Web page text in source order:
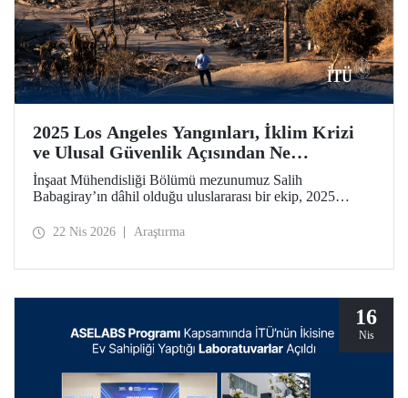
2025 Los Angeles Yangınları, İklim Krizi
ve Ulusal Güvenlik Açısından Ne
Anlatıyor?
İnşaat Mühendisliği Bölümü mezunumuz Salih
Babagiray’ın dâhil olduğu uluslararası bir ekip, 2025
yangınları mercek altına alan bir çalışmaya imza attı.
odaklı yayın organı olan Nature Cities’te yayımlandı.
22 Nis 2026 Araştırma
16
Nis